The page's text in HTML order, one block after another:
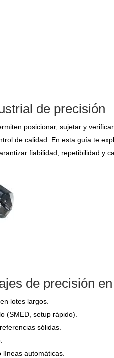
de precisión
posicionar, sujetar y
de calidad. En esta guía te
fiabilidad, repetibilidad y
de precisión
lotes largos.
(SMED, setup rápido).
sólidas.
líneas automáticas.